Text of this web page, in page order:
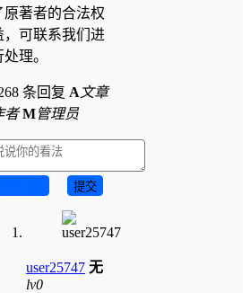
原著者的合法权
，可联系我们进
处理。
条回复 A 文章
者 M管理员
提交
user25747 无
lv0